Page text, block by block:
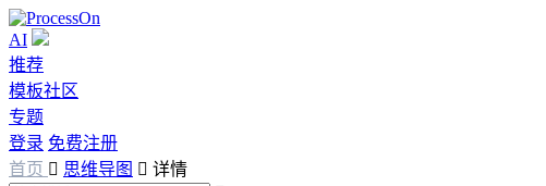
AI
推荐
模板社区
专题
登录 免费注册
首页  思维导图  详情